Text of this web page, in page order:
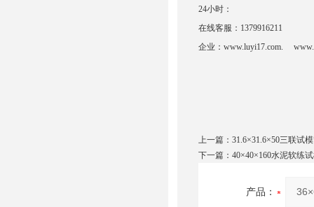
24小时：
在线客服：1379916211
企业：www.luyi17.com.
上一篇： 31.6×31.6×50三联试
下一篇： 40×40×160水泥软练
产品：